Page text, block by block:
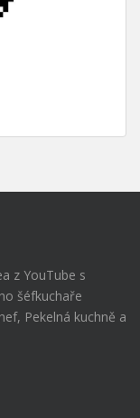
z YouTube s
šéfkuchaře
Pekelná kuchně a